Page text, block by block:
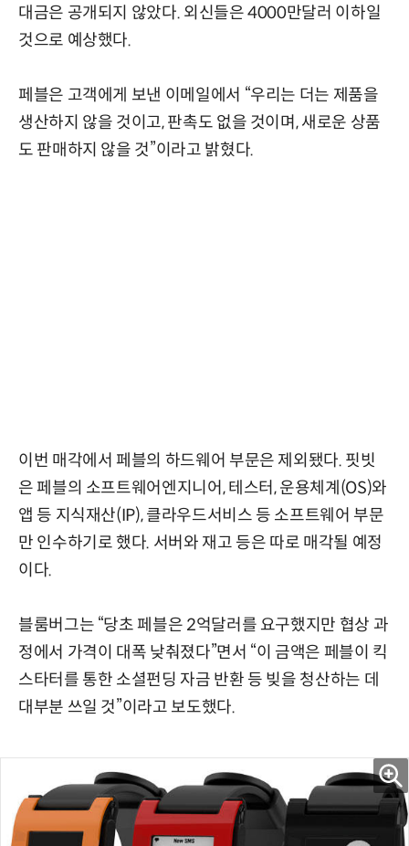
대금은 공개되지 않았다. 외신들은 4000만달러 이하일
것으로 예상했다.
페블은 고객에게 보낸 이메일에서 “우리는 더는 제품을
생산하지 않을 것이고, 판촉도 없을 것이며, 새로운 상품
도 판매하지 않을 것”이라고 밝혔다.
이번 매각에서 페블의 하드웨어 부문은 제외됐다. 핏빗
은 페블의 소프트웨어엔지니어, 테스터, 운용체계(OS)와
앱 등 지식재산(IP), 클라우드서비스 등 소프트웨어 부문
만 인수하기로 했다. 서버와 재고 등은 따로 매각될 예정
이다.
블룸버그는 “당초 페블은 2억달러를 요구했지만 협상 과
정에서 가격이 대폭 낮춰졌다”면서 “이 금액은 페블이 킥
스타터를 통한 소셜펀딩 자금 반환 등 빚을 청산하는 데
대부분 쓰일 것”이라고 보도했다.